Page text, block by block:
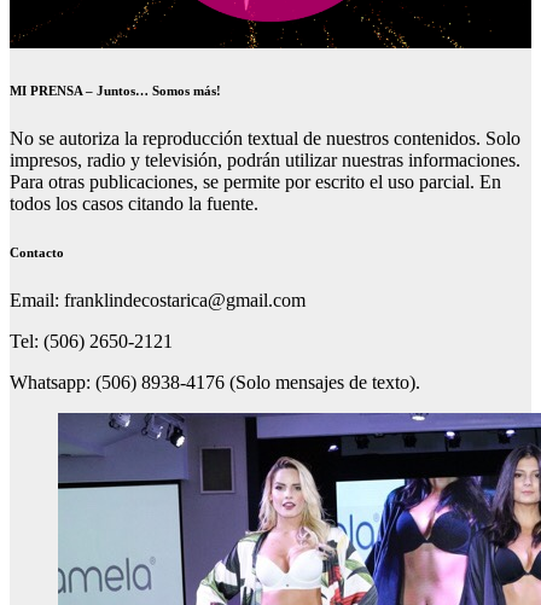
MI PRENSA – Juntos… Somos más!
No se autoriza la reproducción textual de nuestros contenidos. Solo
impresos, radio y televisión, podrán utilizar nuestras informaciones.
Para otras publicaciones, se permite por escrito el uso parcial. En
todos los casos citando la fuente.
Contacto
Email: franklindecostarica@gmail.com
Tel: (506) 2650-2121
Whatsapp: (506) 8938-4176 (Solo mensajes de texto).